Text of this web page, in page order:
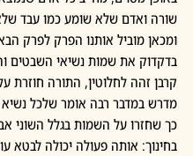
שורה ואדם שלא שומע כמו עבד
ומכאן מוביל אותנו הפרק לפרק
בדקדוק את שמות נשיאי השבטים
קרבן זהה לחלוטין, התורה חוזרת
מדרש במדבר רבה אומר שלכל נשיא
כך שחזרו על השמות בגלל השוני
בחינוך: אותה פעולה יכולה לבטא